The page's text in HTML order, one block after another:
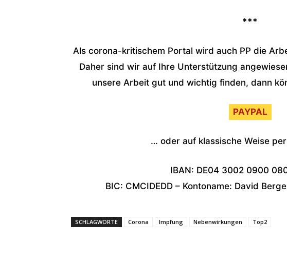
***
Als corona-kritischem Portal wird auch PP die
Daher sind wir auf Ihre Unterstützung
unsere Arbeit gut und wichtig finden, dann
PAYPAL
… oder auf klassische Weise per
IBAN: DE04 3002 0900
BIC: CMCIDEDD – Kontoname: David
SCHLAGWORTE Corona Impfung Nebenwirkungen Top2